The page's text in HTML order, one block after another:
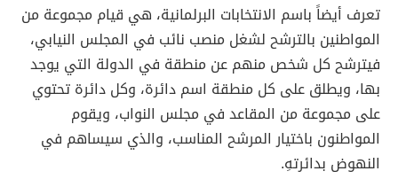
تعرف أيضاً باسم الانتخابات البرلمانية، هي قيام مجموعة من
المواطنين بالترشح لشغل منصب نائب في المجلس النيابي،
فيترشح كل شخص منهم عن منطقة في الدولة التي يوجد
بها، ويطلق على كل منطقة اسم دائرة، وكل دائرة تحتوي
على مجموعة من المقاعد في مجلس النواب، ويقوم
المواطنون باختيار المرشح المناسب، والذي سيساهم في
النهوض بدائرتهِ.